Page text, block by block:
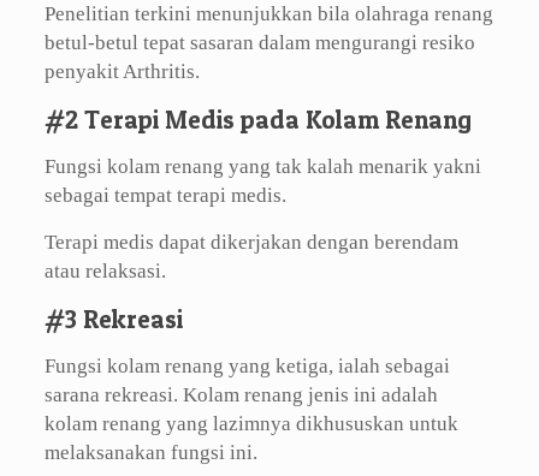
Penelitian terkini menunjukkan bila olahraga renang
betul-betul tepat sasaran dalam mengurangi resiko
penyakit Arthritis.
#2 Terapi Medis pada Kolam Renang
Fungsi kolam renang yang tak kalah menarik yakni
sebagai tempat terapi medis.
Terapi medis dapat dikerjakan dengan berendam
atau relaksasi.
#3 Rekreasi
Fungsi kolam renang yang ketiga, ialah sebagai
sarana rekreasi. Kolam renang jenis ini adalah
kolam renang yang lazimnya dikhususkan untuk
melaksanakan fungsi ini.